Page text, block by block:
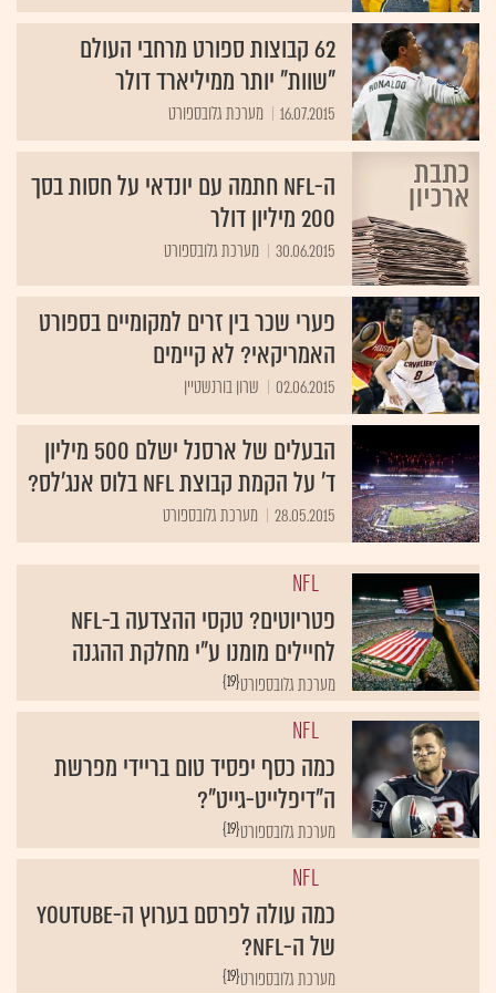
62 קבוצות ספורט מרחבי העולם
"שוות" יותר ממיליארד דולר
16.07.2015 מערכת גלובספורט
ה-NFL חתמה עם יונדאי על חסות בסך
200 מיליון דולר
30.06.2015 מערכת גלובספורט
פערי שכר בין זרים למקומיים בספורט
האמריקאי? לא קיימים
02.06.2015 שרון בורנשטיין
הבעלים של ארסנל ישלם 500 מיליון
ד' על הקמת קבוצת NFL בלוס אנג'לס?
28.05.2015 מערכת גלובספורט
NFL
פטריוטים? טקסי ההצדעה ב-NFL
לחיילים מומנו ע"י מחלקת ההגנה
{19}מערכת גלובספורט
NFL
כמה כסף יפסיד טום בריידי מפרשת
ה"דיפלייט-גייט"?
{19}מערכת גלובספורט
NFL
כמה עולה לפרסם בערוץ ה-YouTube
של ה-NFL?
{19}מערכת גלובספורט